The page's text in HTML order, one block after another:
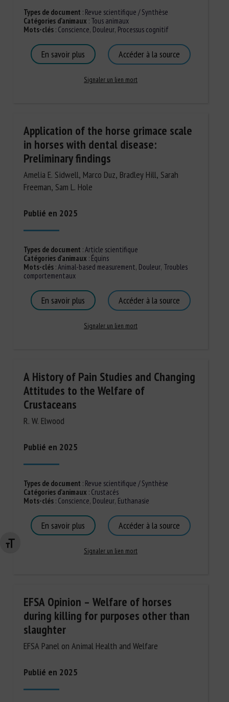
Changer la taille de la police
Types de document : Revue scientifique / Synthèse
Catégories d'animaux : Tous animaux
Mots-clés: Conscience, Douleur, Processus cognitif
En savoir plus Accéder à la source
Signaler un lien mort
Application of the horse grimace scale
in horses with dental disease:
Preliminary findings
Amelia E. Sidwell, Marco Duz, Bradley Hill, Sarah
Freeman, Sam L. Hole
Publié en 2025
Types de document :Article scientifique
Catégories d'animaux : Équins
Mots-clés:Animal-based measurement, Douleur, Troubles
comportementaux
En savoir plus Accéder à la source
Signaler un lien mort
A History of Pain Studies and Changing
Attitudes to the Welfare of
Crustaceans
R. W. Elwood
Publié en 2025
Types de document : Revue scientifique / Synthèse
Catégories d'animaux : Crustacés
Mots-clés: Conscience, Douleur, Euthanasie
En savoir plus Accéder à la source
Signaler un lien mort
EFSA Opinion – Welfare of horses
during killing for purposes other than
slaughter
EFSA Panel on Animal Health and Welfare
Publié en 2025